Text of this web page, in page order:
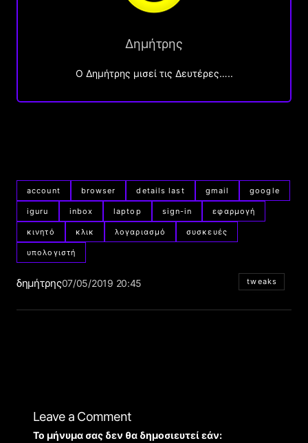
Δημήτρης
O Δημήτρης μισεί τις Δευτέρες…..
account browser details last gmail google
iguru inbox laptop sign-in εφαρμογή
κινητό κλικ λογαριασμό συσκευές
υπολογιστή
δημήτρης07/05/2019 20:45 tweaks
Leave a Comment
Το μήνυμα σας δεν θα δημοσιευτεί εάν: